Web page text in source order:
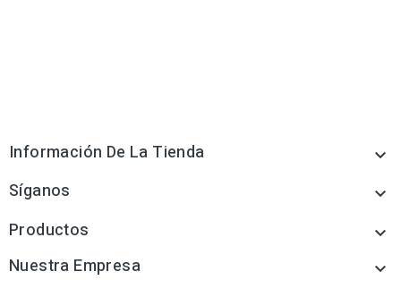
Información De La Tienda 
Síganos 
Productos 
Nuestra Empresa 